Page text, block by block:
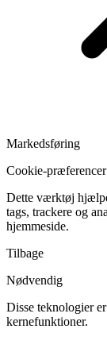
Markedsføring
Cookie-præferencer
Dette værktøj
tags, trackere og
hjemmeside.
Tilbage
Nødvendig
Disse teknologier
kernefunktioner.